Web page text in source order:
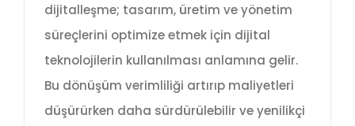
dijitalleşme; tasarım, üretim ve yönetim
süreçlerini optimize etmek için dijital
teknolojilerin kullanılması anlamına gelir.
Bu dönüşüm verimliliği artırıp maliyetleri
düşürürken daha sürdürülebilir ve yenilikçi